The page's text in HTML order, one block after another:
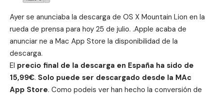
Ayer se anunciaba la descarga de OS X Mountain Lion en la
rueda de prensa para hoy 25 de julio. .Apple acaba de
anunciar ne a Mac App Store la disponibilidad de la
descarga.
El precio final de la descarga en España ha sido de
15,99€. Solo puede ser descargado desde la MAc
App Store. Como podeis ver han hecho la conversión de